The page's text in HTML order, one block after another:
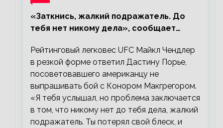
«Заткнись, жалкий подражатель. До
тебя нет никому дела», сообщает
Рейтинговый легковес UFC Майкл Чендлер
в резкой форме ответил Дастину Порье,
посоветовавшего американцу не
выпрашивать бой с Конором Макгрегором.
«Я тебя услышал, но проблема заключается
в том, что никому нет до тебя дела, жалкий
подражатель. Ты потерял свой блеск, и